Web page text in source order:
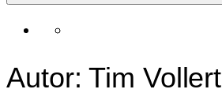
Autor: Tim Vollert